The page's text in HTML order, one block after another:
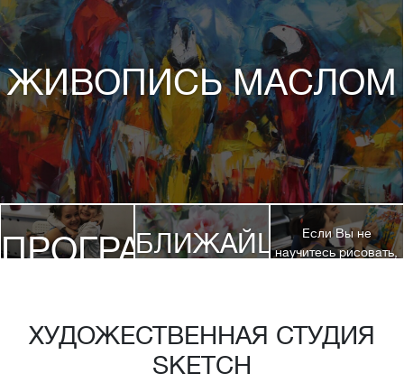
ЖИВОПИСЬ МАСЛОМ
ПРОГРАММЫ
БЛИЖАЙШИЕЕсли Вы не
научитесь рисовать,
стоимость обучения!*
ХУДОЖЕСТВЕННАЯ СТУДИЯ
SKETCH